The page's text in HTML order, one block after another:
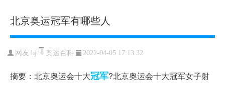
北京奥运冠军有哪些人
网友:bj 奥运百科 2022-04-05 17:13:32
摘要：北京奥运会十大冠军?北京奥运会十大冠军女子射